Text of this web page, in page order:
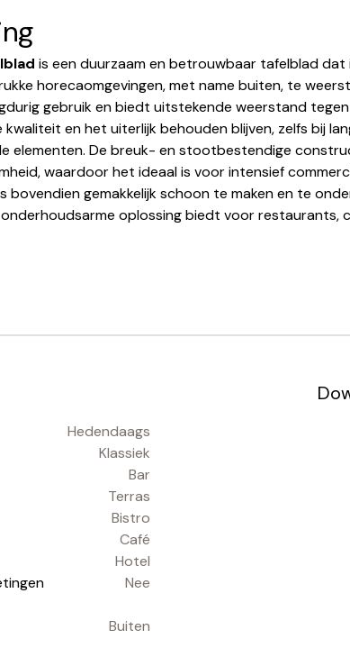
is een duurzaam en betrouwbaar tafelblad
horecaomgevingen, met name buiten, te
gebruik en biedt uitstekende weerstand
en het uiterlijk behouden blijven, zelfs bij
elementen. De breuk- en stootbestendige
waardoor het ideaal is voor intensief
bovendien gemakkelijk schoon te maken en te
oplossing biedt voor restaurants,
Hedendaags
Klassiek
Bar
Terras
Bistro
Café
Hotel
Nee
Buiten